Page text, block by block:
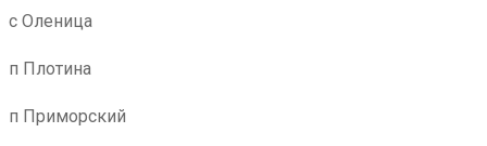
с Оленица
п Плотина
п Приморский